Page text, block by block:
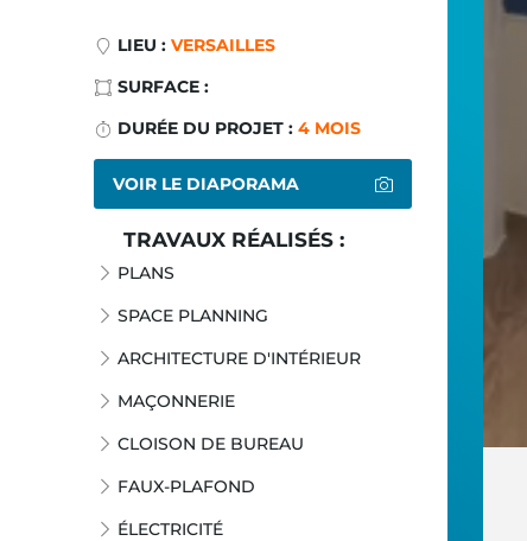
LIEU :VERSAILLES
SURFACE :
DURÉE DU PROJET :4 MOIS
VOIR LE DIAPORAMA
TRAVAUX RÉALISÉS :
PLANS
SPACE PLANNING
ARCHITECTURE D'INTÉRIEUR
MAÇONNERIE
CLOISON DE BUREAU
FAUX-PLAFOND
ÉLECTRICITÉ